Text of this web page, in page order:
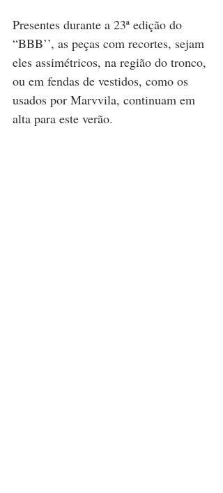
Presentes durante a 23ª edição do
“BBB’’, as peças com recortes, sejam
eles assimétricos, na região do tronco,
ou em fendas de vestidos, como os
usados por Marvvila, continuam em
alta para este verão.